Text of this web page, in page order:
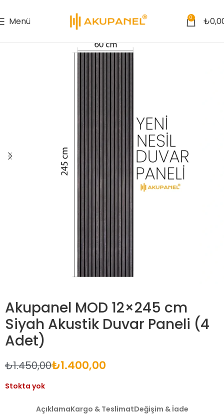
Menü 0 ₺
Akupanel MOD 12×245 cm
Siyah Akustik Duvar Paneli (4
Adet)
₺1.450,00₺1.400,00
Stokta yok
AçıklamaKargo & TeslimatDeğişim & İade